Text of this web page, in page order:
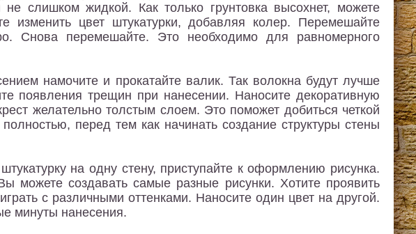
слишком жидкой. Как только грунтовка высохнет, можете
цвет штукатурки, добавляя колер. Перемешайте
Снова перемешайте. Это необходимо для равномерного
намочите и прокатайте валик. Так волокна будут лучше
появления трещин при нанесении. Наносите декоративную
желательно толстым слоем. Это поможет добиться четкой
перед тем как начинать создание структуры стены
на одну стену, приступайте к оформлению рисунка.
можете создавать самые разные рисунки. Хотите проявить
с различными оттенками. Наносите один цвет на другой.
минуты нанесения.